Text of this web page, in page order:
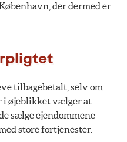
der dermed er
tilbagebetalt, selv om
i øjeblikket vælger at
sælge ejendommene
store fortjenester.